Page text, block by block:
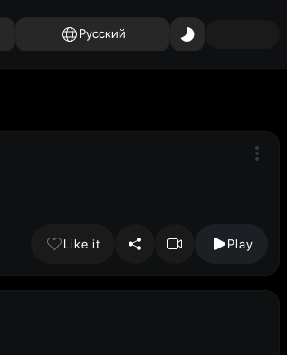
Русский
Like it Play